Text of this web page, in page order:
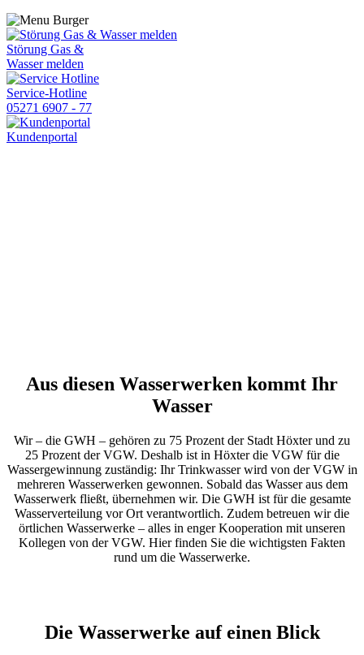
Störung Gas &
Wasser melden
Service-Hotline
05271 6907 - 77
Kundenportal
Aus diesen Wasserwerken kommt Ihr
Wasser
Wir – die GWH – gehören zu 75 Prozent der Stadt Höxter und zu
25 Prozent der VGW. Deshalb ist in Höxter die VGW für die
Wassergewinnung zuständig: Ihr Trinkwasser wird von der VGW in
mehreren Wasserwerken gewonnen. Sobald das Wasser aus dem
Wasserwerk fließt, übernehmen wir. Die GWH ist für die gesamte
Wasserverteilung vor Ort verantwortlich. Zudem betreuen wir die
örtlichen Wasserwerke – alles in enger Kooperation mit unseren
Kollegen von der VGW. Hier finden Sie die wichtigsten Fakten
rund um die Wasserwerke.
Die Was­serwerke auf einen Blick